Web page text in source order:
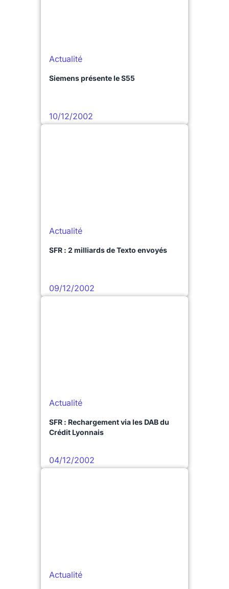
Actualité
Siemens présente le S55
10/12/2002
Actualité
SFR : 2 milliards de Texto envoyés
09/12/2002
Actualité
SFR : Rechargement via les DAB du
Crédit Lyonnais
04/12/2002
Actualité